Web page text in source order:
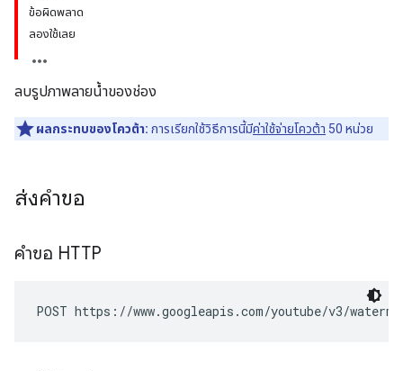
ข้อผิดพลาด
ลองใช้เลย
ลบรูปภาพลายน้ำของช่อง
ผลกระทบของโควต้า: การเรียกใช้วิธีการนี้มีค่าใช้จ่ายโควต้า 50 หน่วย
ส่งคำขอ
คำขอ HTTP
POST https://www.googleapis.com/youtube/v3/